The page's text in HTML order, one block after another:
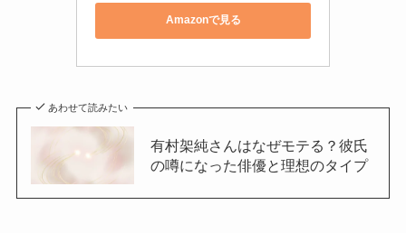
Amazonで見る
あわせて読みたい
有村架純さんはなぜモテる？彼氏
の噂になった俳優と理想のタイプ